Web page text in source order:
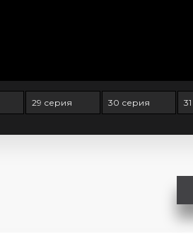
29 серия 30 серия